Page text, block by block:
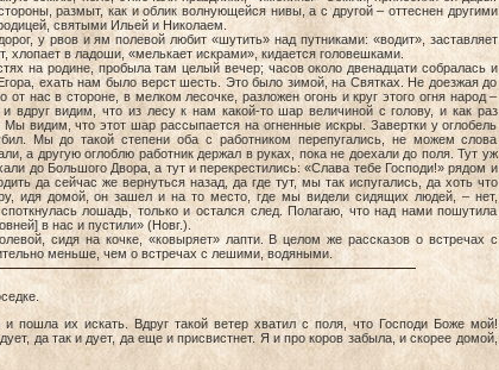
размыт, как и облик волнующейся нивы, а с другой – оттеснен другими
святыми Ильей и Николаем.
у рвов и ям полевой любит «шутить» над путниками: «водит», заставляет
хлопает в ладоши, «мелькает искрами», кидается головешками.
на родине, пробыла там целый вечер; часов около двенадцати собралась и
ехать нам было верст шесть. Это было зимой, на Святках. Не доезжая до
нас в стороне, в мелком лесочке, разложен огонь и круг этого огня народ –
вдруг видим, что из лесу к нам какой-то шар величиной с голову, и как раз
видим, что этот шар рассыпается на огненные искры. Завертки у оглобель
Мы до такой степени оба с работником перепугались, не можем слова
а другую оглоблю работник держал в руках, пока не доехали до поля. Тут уж
до Большого Двора, а тут и перекрестились: «Слава тебе Господи!» рядом и
да сейчас же вернуться назад, да где тут, мы так испугались, да хоть что
идя домой, он зашел и на то место, где мы видели сидящих людей, – нет,
лошадь, только и остался след. Полагаю, что над нами пошутила
в нас и пустили» (Новг.).
сидя на кочке, «ковыряет» лапти. В целом же рассказов о встречах с
меньше, чем о встречах с лешими, водяными.
их искать. Вдруг такой ветер хватил с поля, что Господи Боже мой!
да так и дует, да еще и присвистнет. Я и про коров забыла, и скорее домой,